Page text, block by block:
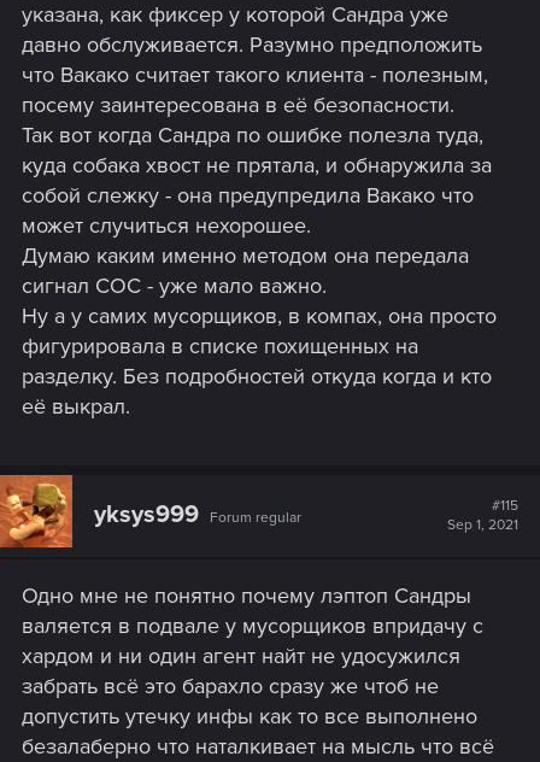
указана, как фиксер у которой Сандра уже
давно обслуживается. Разумно предположить
что Вакако считает такого клиента - полезным,
посему заинтересована в её безопасности.
Так вот когда Сандра по ошибке полезла туда,
куда собака хвост не прятала, и обнаружила за
собой слежку - она предупредила Вакако что
может случиться нехорошее.
Думаю каким именно методом она передала
сигнал СОС - уже мало важно.
Ну а у самих мусорщиков, в компах, она просто
фигурировала в списке похищенных на
разделку. Без подробностей откуда когда и кто
её выкрал.
yksys999 Forum regular
#115
Sep 1, 2021
Одно мне не понятно почему лэптоп Сандры
валяется в подвале у мусорщиков впридачу с
хардом и ни один агент найт не удосужился
забрать всё это барахло сразу же чтоб не
допустить утечку инфы как то все выполнено
безалаберно что наталкивает на мысль что всё